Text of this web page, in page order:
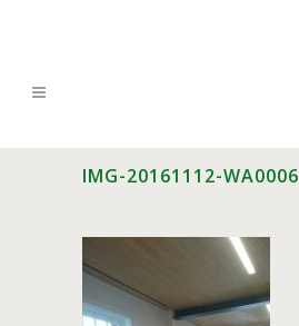
IMG-20161112-WA0006